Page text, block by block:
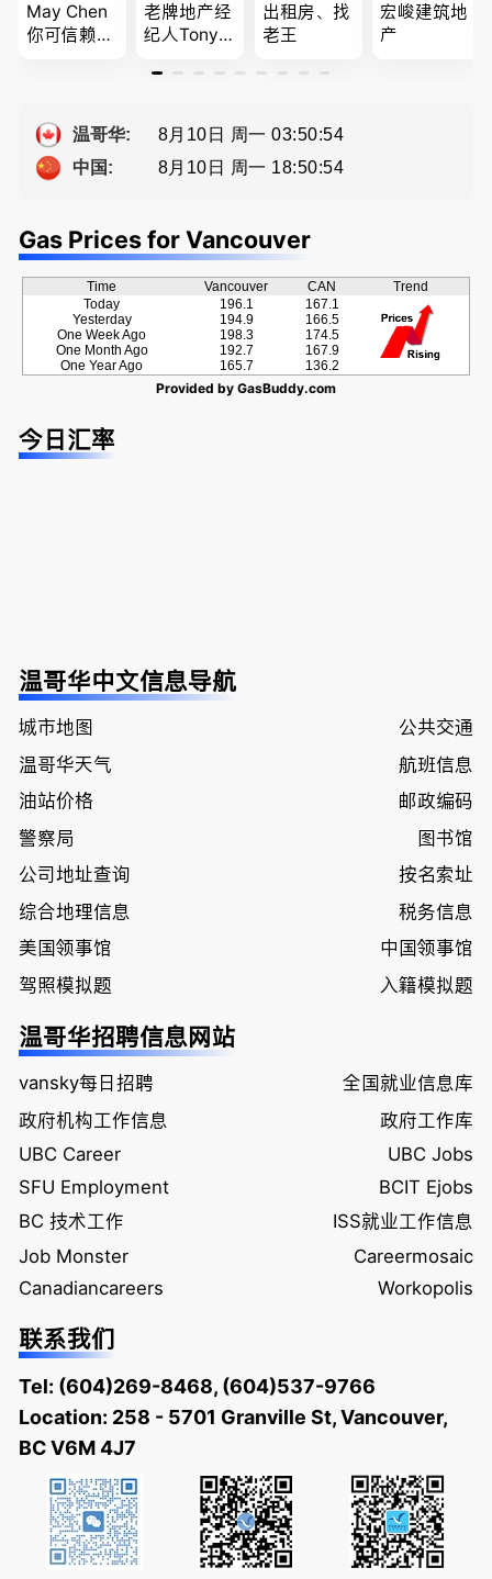
May Chen
你可信赖的
服务
老牌地产经
纪人Tony L
经验买卖
佣
出租房、找
老王
宏峻建筑地
产
温哥华:
8月10日 周一 03:50:55
中国:
8月10日 周一 18:50:55
Gas Prices for Vancouver
Time Vancouver CAN
Trend
Today
Yesterday
One Week Ago
One Month Ago
One Year Ago
196.1
194.9
198.3
192.7
165.7
167.1
166.5
174.5
167.9
136.2
Provided by GasBuddy.com
今日汇率
温哥华中文信息导航
城市地图
公共交通
温哥华天气
航班信息
油站价格
邮政编码
警察局
图书馆
公司地址查询
按名索址
综合地理信息
税务信息
美国领事馆
中国领事馆
驾照模拟题
入籍模拟题
温哥华招聘信息网站
vansky每日招聘
全国就业信息库
政府机构工作信息
政府工作库
UBC Career
UBC Jobs
SFU Employment
BCIT Ejobs
BC 技术工作
ISS就业工作信息
Job Monster
Careermosaic
Canadiancareers
Workopolis
联系我们
Tel: (604)269-8468, (604)537-9766
Location: 258 - 5701 Granville St, Vancouver,
BC V6M 4J7